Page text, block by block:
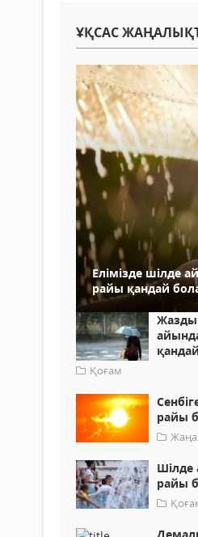
ҰҚСАС
Елімізде шілде
райы қандай
Қоғам
райы
Шілде
райы